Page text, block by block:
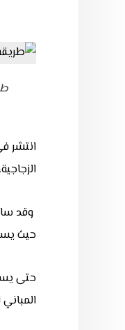
انتشر
وقد
حيث
حتى